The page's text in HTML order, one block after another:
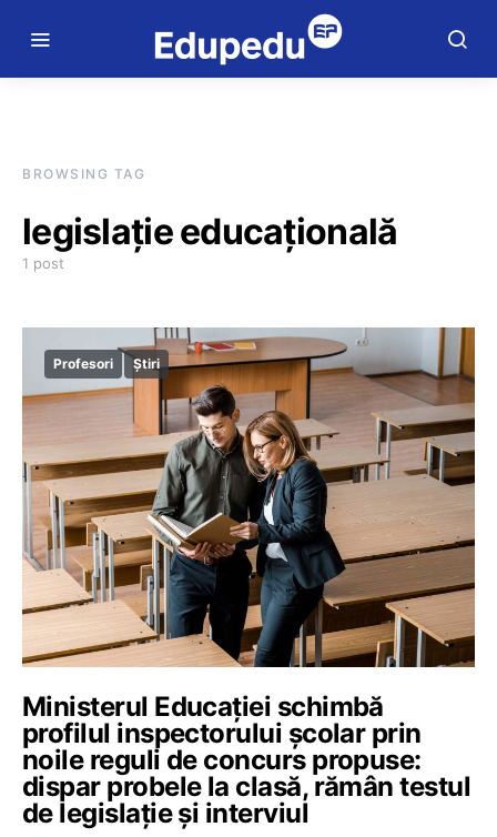
BROWSING TAG
legislație educațională
1 post
Profesori Știri
Ministerul Educației schimbă
profilul inspectorului școlar prin
noile reguli de concurs propuse:
dispar probele la clasă, rămân testul
de legislație și interviul